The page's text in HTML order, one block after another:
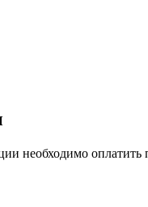
необходимо оплатить